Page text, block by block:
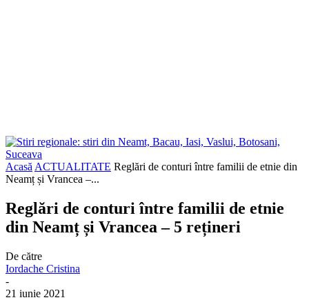
Acasă ACTUALITATE Reglări de conturi între familii de etnie din
Neamț și Vrancea –...
Reglări de conturi între familii de etnie
din Neamț și Vrancea – 5 rețineri
De către
Iordache Cristina
-
21 iunie 2021